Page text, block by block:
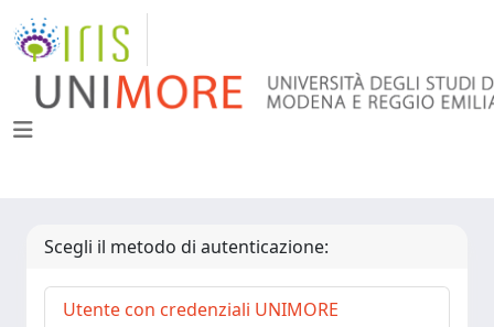
Scegli il metodo di autenticazione:
Utente con credenziali UNIMORE